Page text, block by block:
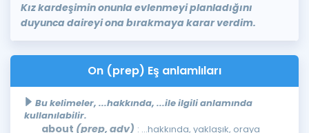
Kız kardeşimin onunla evlenmeyi planladığını
duyunca daireyi ona bırakmaya karar verdim.
On (prep) Eş anlamlıları
Bu kelimeler, ...hakkında, ...ile ilgili anlamında
kullanılabilir.
about (prep, adv) : ...hakkında, yaklaşık, oraya